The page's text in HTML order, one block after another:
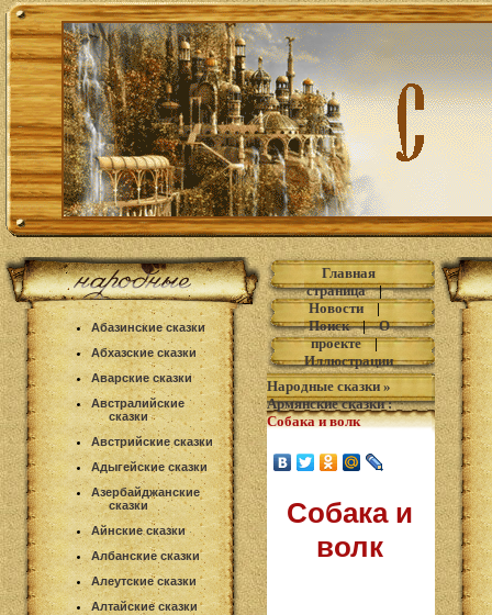
Абазинские сказки
Абхазские сказки
Аварские сказки
Австралийские
сказки
Австрийские сказки
Адыгейские сказки
Азербайджанские
сказки
Айнские сказки
Албанские сказки
Алеутские сказки
Алтайские сказки
Главная
страница|
Новости|
Поиск|О
проекте|
Иллюстрации
Народные сказки »
Армянские сказки:
Собака и волк
Собака и
волк